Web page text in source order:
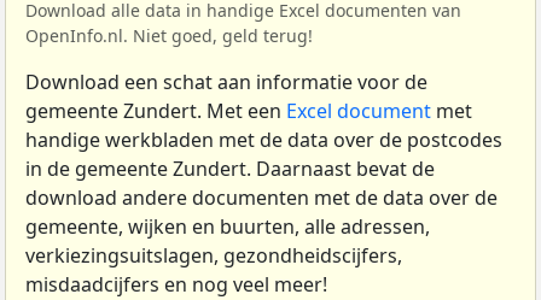
Download alle data in handige Excel documenten van
OpenInfo.nl. Niet goed, geld terug!
Download een schat aan informatie voor de
gemeente Zundert. Met een Excel document met
handige werkbladen met de data over de postcodes
in de gemeente Zundert. Daarnaast bevat de
download andere documenten met de data over de
gemeente, wijken en buurten, alle adressen,
verkiezingsuitslagen, gezondheidscijfers,
misdaadcijfers en nog veel meer!